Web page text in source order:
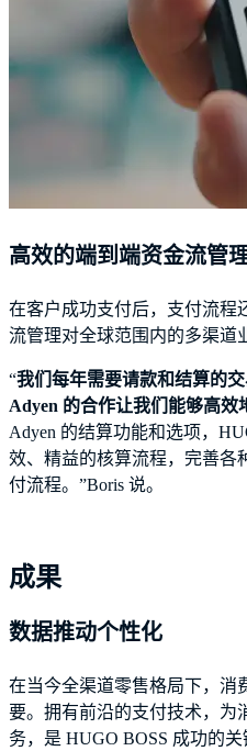
高效的端到端资金流管
在客户成功支付后，支付流程
流管理对全球范围内的多渠道
“我们每年需要请款和结算的
Adyen 的合作让我们能够高效
Adyen 的结算功能和选项，
效、精益的核算流程，完善各
付流程。”Boris 说。
成果
数据推动个性化
在当今全渠道零售格局下，消
要。拥有前沿的支付技术，为
务，是 HUGO BOSS 成功的关